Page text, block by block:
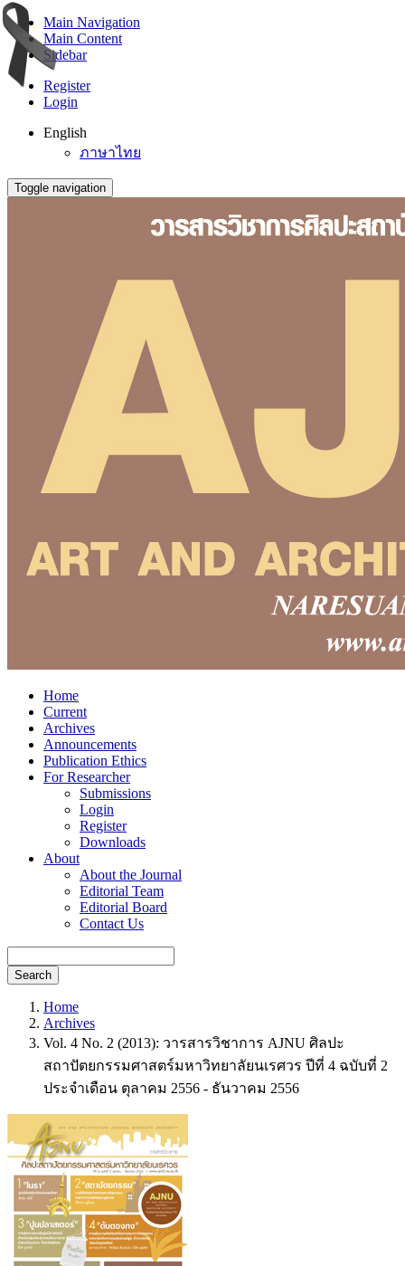
Main Navigation
Main Content
Sidebar
Register
Login
English
ภาษาไทย
Toggle navigation
Home
Current
Archives
Announcements
Publication Ethics
For Researcher
Submissions
Login
Register
Downloads
About
About the Journal
Editorial Team
Editorial Board
Contact Us
Search
Home
Archives
Vol. 4 No. 2 (2013): วารสารวิชาการ AJNU ศิลปะ
สถาปัตยกรรมศาสตร์มหาวิทยาลัยนเรศวร ปีที่ 4 ฉบับที่ 2
ประจำเดือน ตุลาคม 2556 - ธันวาคม 2556